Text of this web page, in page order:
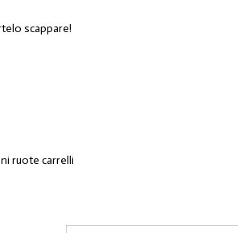
scappare!
ruote carrelli